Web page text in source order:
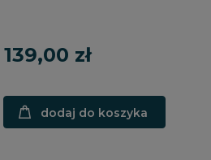
139,00 zł
dodaj do koszyka